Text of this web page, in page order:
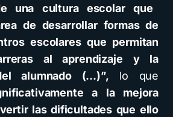
una cultura escolar que
de desarrollar formas de
escolares que permitan
al aprendizaje y la
alumnado (…)”, lo que
a la mejora
las dificultades que ello